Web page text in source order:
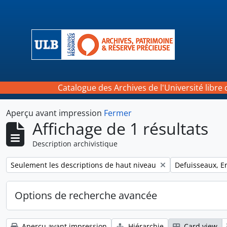
Catalogue des Archives de l'Université libre
Aperçu avant impression Fermer
Affichage de 1 résultats
Description archivistique
Remove filter:
Seulement les descriptions de haut niveau Remove filter:
Defuisseaux,
Options de recherche avancée